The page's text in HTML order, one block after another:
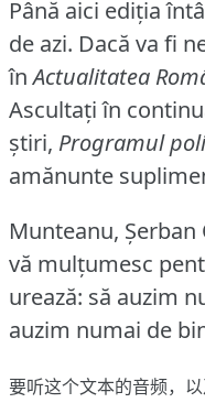
Până aici ediţia
de azi. Dacă va fi
înActualitatea
Ascultaţi în
ştiri, Programul
amănunte
Munteanu,
vă mulţumesc
urează: să auzim
auzim numai de
要听这个文本的音频，